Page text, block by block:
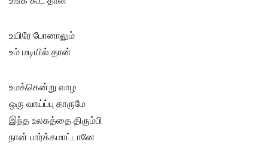
உயிரே போனாலும்
உம் மடியில் தான்
உமக்கென்று வாழ
ஒரு வாய்ப்பு தாருமே
இந்த உலகத்தை திரும்பி
நான் பார்க்கமாட்டானே